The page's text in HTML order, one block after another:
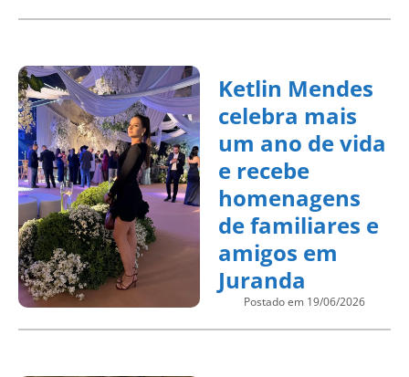
Ketlin Mendes
celebra mais
um ano de vida
e recebe
homenagens
de familiares e
amigos em
Juranda
Postado em 19/06/2026